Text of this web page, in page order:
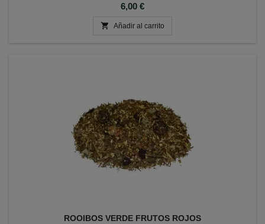
Precio
6,00 €
 Añadir al carrito
ROOIBOS VERDE FRUTOS ROJOS